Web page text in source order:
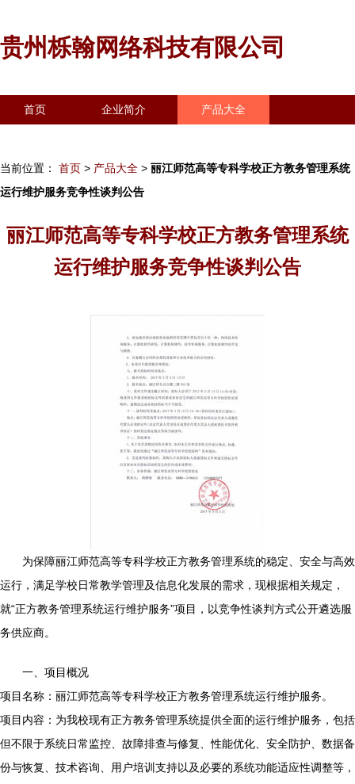
贵州栎翰网络科技有限公司
首页 企业简介 产品大全
当前位置： 首页 > 产品大全 > 丽江师范高等专科学校正方教务管理系统
运行维护服务竞争性谈判公告
丽江师范高等专科学校正方教务管理系统
运行维护服务竞争性谈判公告
为保障丽江师范高等专科学校正方教务管理系统的稳定、安全与高效
运行，满足学校日常教学管理及信息化发展的需求，现根据相关规定，
就“正方教务管理系统运行维护服务”项目，以竞争性谈判方式公开遴选服
务供应商。
一、项目概况
项目名称：丽江师范高等专科学校正方教务管理系统运行维护服务。
项目内容：为我校现有正方教务管理系统提供全面的运行维护服务，包括
但不限于系统日常监控、故障排查与修复、性能优化、安全防护、数据备
份与恢复、技术咨询、用户培训支持以及必要的系统功能适应性调整等，